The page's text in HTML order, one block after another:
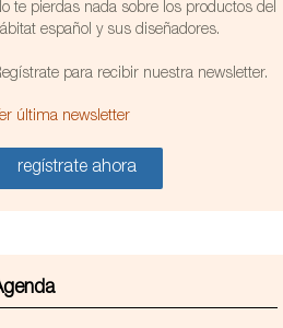
te pierdas nada sobre los productos del
español y sus diseñadores.
para recibir nuestra newsletter.
última newsletter
regístrate ahora